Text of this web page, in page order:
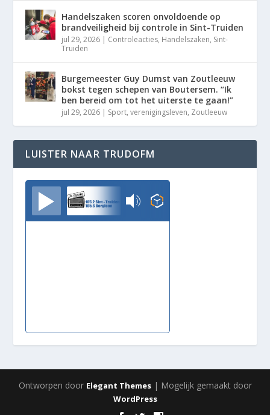
Handelszaken scoren onvoldoende op
brandveiligheid bij controle in Sint-Truiden
jul 29, 2026 | Controleacties, Handelszaken, Sint-
Truiden
Burgemeester Guy Dumst van Zoutleeuw
bokst tegen schepen van Boutersem. “Ik
ben bereid om tot het uiterste te gaan!”
jul 29, 2026 | Sport,verenigingsleven, Zoutleeuw
LUISTER NAAR TRUDOFM
TrudoFM
Ontworpen door Elegant Themes| Mogelijk gemaakt door
WordPress